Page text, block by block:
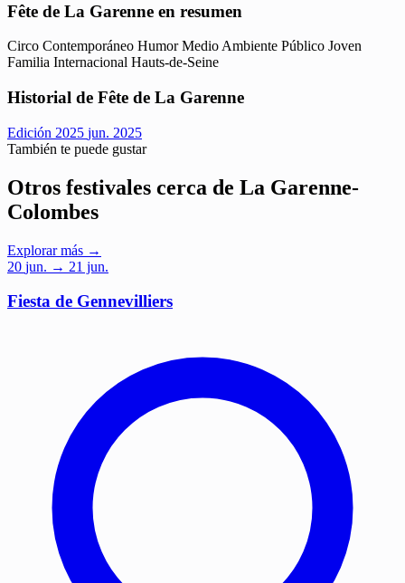
Fête de La Garenne en resumen
Circo Contemporáneo Humor Medio Ambiente Público Joven
Familia Internacional Hauts-de-Seine
Historial de Fête de La Garenne
Edición 2025 jun. 2025
También te puede gustar
Otros festivales cerca de La Garenne-
Colombes
Explorar más →
20 jun. → 21 jun.
Fiesta de Gennevilliers